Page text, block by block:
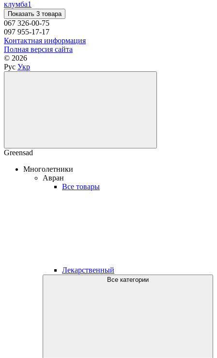
клумба1
Показать 3 товара
067 326-00-75
097 955-17-17
Контактная информация
Полная версия сайта
© 2026
Рус Укр
Greensad
Многолетники
Авран
Все товары
Лекарственный
Все категории